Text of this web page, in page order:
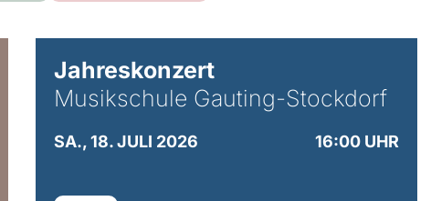
Jahreskonzert
Musikschule Gauting-Stockdorf
SA., 18. JULI 2026 16:00 UHR